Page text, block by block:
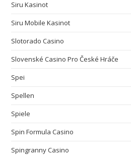
Siru Kasinot
Siru Mobile Kasinot
Slotorado Casino
Slovenské Casino Pro České Hráče
Spei
Spellen
Spiele
Spin Formula Casino
Spingranny Casino